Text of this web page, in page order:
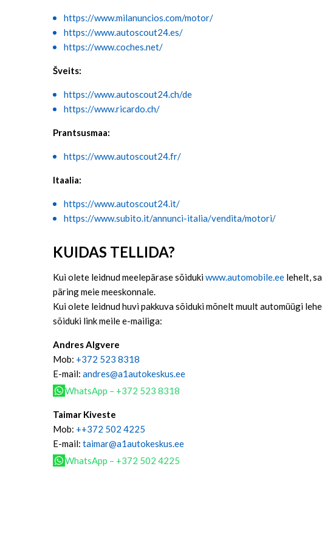
https://www.milanuncios.com/motor/
https://www.autoscout24.es/
⁦https://www.coches.net/⁩
Šveits:
https://www.autoscout24.ch/de
https://www.ricardo.ch/
Prantsusmaa:
https://www.autoscout24.fr/
Itaalia:
https://www.autoscout24.it/
https://www.subito.it/annunci-italia/vendita/motori/
KUIDAS TELLIDA?
Kui olete leidnud meelepärase sõidukiwww.automobile.ee lehelt,
päring meie meeskonnale.
Kui olete leidnud huvi pakkuva sõiduki mõnelt muult automüügi
sõiduki link meile e-mailiga:
Andres Algvere
Mob: +372 523 8318
E-mail: andres@a1autokeskus.ee
WhatsApp – +372 523 8318
Taimar Kiveste
Mob: ++372 502 4225
E-mail: taimar@a1autokeskus.ee
WhatsApp – +372 502 4225